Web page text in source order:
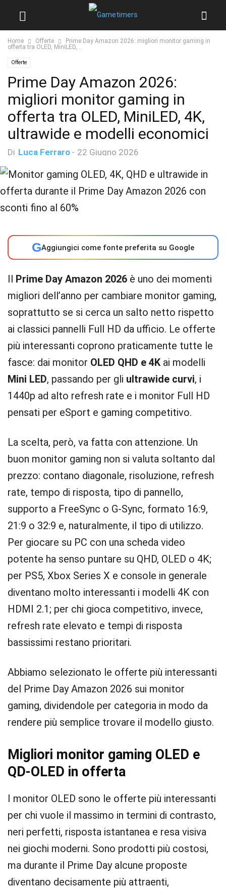
Home Offerte
Prime Day Amazon 2026: migliori monitor gaming in
offerta tra OLED, MiniLED,...
Offerte
Prime Day Amazon 2026:
migliori monitor gaming in
offerta tra OLED, MiniLED, 4K,
ultrawide e modelli economici
Di Luca Ferraro - 22 Giugno 2026
GAggiungici come fonte preferita su Google
Il Prime Day Amazon 2026 è uno dei momenti
migliori dell’anno per cambiare monitor gaming,
soprattutto se si cerca un salto netto rispetto
ai classici pannelli Full HD da ufficio. Le offerte
più interessanti coprono praticamente tutte le
fasce: dai monitor OLED QHD e 4Kai modelli
Mini LED, passando per gli ultrawide curvi, i
1440p ad alto refresh rate e i monitor Full HD
pensati per eSport e gaming competitivo.
La scelta, però, va fatta con attenzione. Un
buon monitor gaming non si valuta soltanto dal
prezzo: contano diagonale, risoluzione, refresh
rate, tempo di risposta, tipo di pannello,
supporto a FreeSync o G-Sync, formato 16:9,
21:9 o 32:9 e, naturalmente, il tipo di utilizzo.
Per giocare su PC con una scheda video
potente ha senso puntare su QHD, OLED o 4K;
per PS5, Xbox Series X e console in generale
diventano molto interessanti i modelli 4K con
HDMI 2.1; per chi gioca competitivo, invece,
refresh rate elevato e tempi di risposta
bassissimi restano prioritari.
Abbiamo selezionato le offerte più interessanti
del Prime Day Amazon 2026 sui monitor
gaming, dividendole per categoria in modo da
rendere più semplice trovare il modello giusto.
Migliori monitor gaming OLED e
QD-OLED in offerta
I monitor OLED sono le offerte più interessanti
per chi vuole il massimo in termini di contrasto,
neri perfetti, risposta istantanea e resa visiva
nei giochi moderni. Sono prodotti più costosi,
ma durante il Prime Day alcune proposte
diventano decisamente più attraenti,